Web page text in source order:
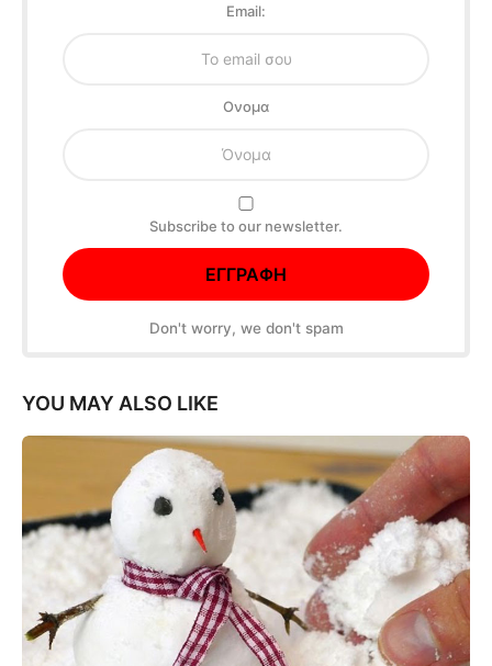
Email:
Oνομα
Subscribe to our newsletter.
Don't worry, we don't spam
YOU MAY ALSO LIKE